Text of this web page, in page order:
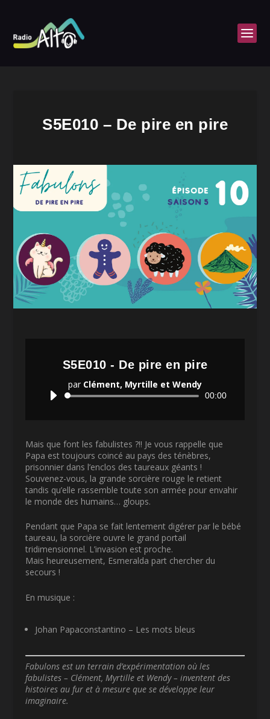
S5E010 – De pire en pire
S5E010 - De pire en pire
par Clément, Myrtille et Wendy
Lecteur
00:00
Mais que font les fabulistes ?!! Je vous rappelle que
Papa est toujours coincé au pays des ténèbres,
prisonnier dans l’enclos des taureaux géants !
Souvenez-vous, la grande sorcière rouge le retient
tandis qu’elle rassemble toute son armée pour envahir
le monde des humains… gloups.
Pendant que Papa se fait lentement digérer par le bébé
taureau, la sorcière ouvre le grand portail
tridimensionnel. L’invasion est proche.
Mais heureusement, Esmeralda part chercher du
secours !
En musique :
Johan Papaconstantino – Les mots bleus
Fabulons est un terrain d’expérimentation où les
fabulistes – Clément, Myrtille et Wendy – inventent des
histoires au fur et à mesure que se développe leur
imaginaire.